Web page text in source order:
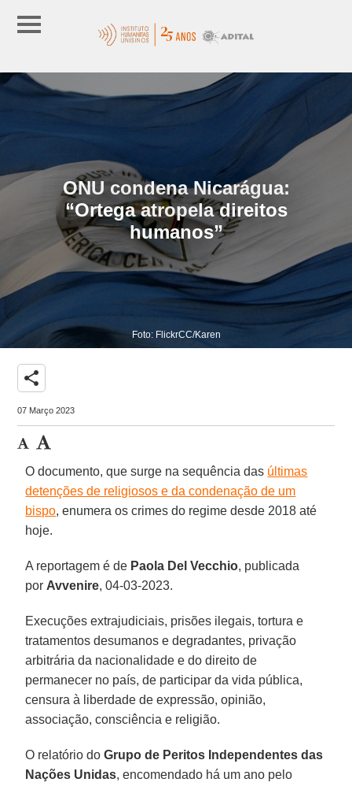
ONU condena Nicarágua:
“Ortega atropela direitos
humanos”
Foto: FlickrCC/Karen
share
07 Março 2023
O documento, que surge na sequência das últimas
detenções de religiosos e da condenação de um
bispo, enumera os crimes do regime desde 2018 até
hoje.
A reportagem é de Paola Del Vecchio, publicada
por Avvenire, 04-03-2023.
Execuções extrajudiciais, prisões ilegais, tortura e
tratamentos desumanos e degradantes, privação
arbitrária da nacionalidade e do direito de
permanecer no país, de participar da vida pública,
censura à liberdade de expressão, opinião,
associação, consciência e religião.
O relatório doGrupo de Peritos Independentes das
Nações Unidas, encomendado há um ano pelo